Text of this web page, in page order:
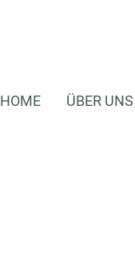
HOME ÜBER UNS